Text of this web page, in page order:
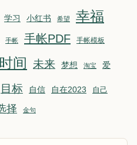
学习 小红书 希望 幸福
手帐 手帐PDF 手帐模板
时间 未来 梦想 淘宝 爱
目标 自信 自在2023 自己
择 金句